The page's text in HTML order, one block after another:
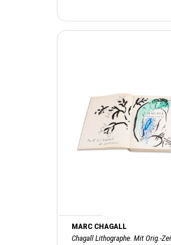
MARC CHAGALL
Chagall Lithographe. Mit Orig.-